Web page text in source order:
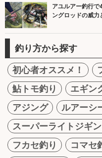
アユルアー釣行で
ングロッドの威力
釣り方から探す
初心者オススメ！
鮎トモ釣り
エギン
アジング
ルアーシ
スーパーライトジギ
フカセ釣り
コマセ